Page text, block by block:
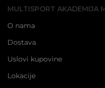
MULTISPORT AKADEMIJA
O nama
Dostava
Uslovi kupovine
Lokacije